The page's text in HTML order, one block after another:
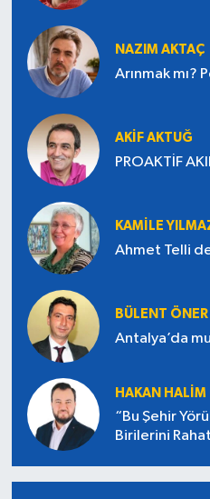
NAZIM AKTAÇ
Arınmak mı?
AKIF AKTUĞ
PROAKTİF
KAMILE
Ahmet Telli
BÜLENT ÖNER
Antalya’da
HAKAN HALIM
“Bu Şehir
Birilerini